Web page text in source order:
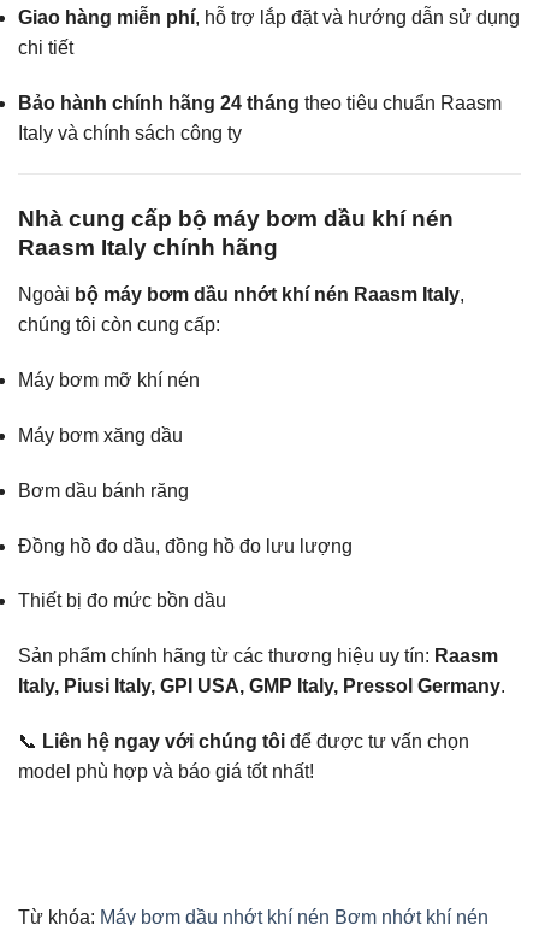
Giao hàng miễn phí, hỗ trợ lắp đặt và hướng dẫn sử dụng
chi tiết
Bảo hành chính hãng 24 tháng theo tiêu chuẩn Raasm
Italy và chính sách công ty
Nhà cung cấp bộ máy bơm dầu khí nén
Raasm Italy chính hãng
Ngoài bộ máy bơm dầu nhớt khí nén Raasm Italy,
chúng tôi còn cung cấp:
Máy bơm mỡ khí nén
Máy bơm xăng dầu
Bơm dầu bánh răng
Đồng hồ đo dầu, đồng hồ đo lưu lượng
Thiết bị đo mức bồn dầu
Sản phẩm chính hãng từ các thương hiệu uy tín: Raasm
Italy, Piusi Italy, GPI USA, GMP Italy, Pressol Germany.
📞 Liên hệ ngay với chúng tôi để được tư vấn chọn
model phù hợp và báo giá tốt nhất!
Từ khóa: Máy bơm dầu nhớt khí nén Bơm nhớt khí nén